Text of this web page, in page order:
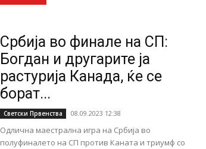
Србија во финале на СП:
Богдан и другарите ја
растурија Канада, ќе се
борат...
Светски Првенства 08.09.2023 12:38
Одлична маестрална игра на Србија во
полуфиналето на СП против Каната и триумф со